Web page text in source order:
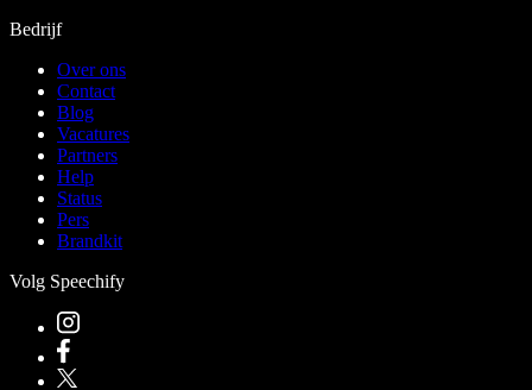
Bedrijf
Over ons
Contact
Blog
Vacatures
Partners
Help
Status
Pers
Brandkit
Volg Speechify